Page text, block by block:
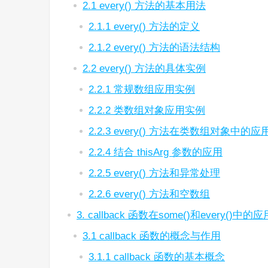
2.1 every() 方法的基本用法
2.1.1 every() 方法的定义
2.1.2 every() 方法的语法结构
2.2 every() 方法的具体实例
2.2.1 常规数组应用实例
2.2.2 类数组对象应用实例
2.2.3 every() 方法在类数组对象中的应
2.2.4 结合 thisArg 参数的应用
2.2.5 every() 方法和异常处理
2.2.6 every() 方法和空数组
3. callback 函数在some()和every()中的应
3.1 callback 函数的概念与作用
3.1.1 callback 函数的基本概念